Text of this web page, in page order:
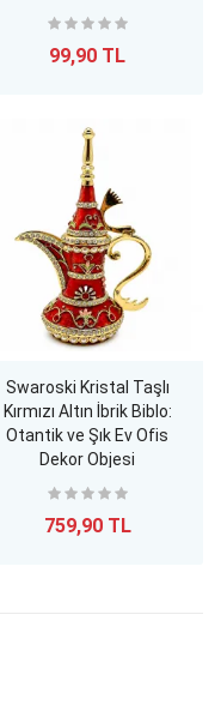
99,90 TL
Swaroski Kristal Taşlı
Kırmızı Altın İbrik Biblo:
Otantik ve Şık Ev Ofis
Dekor Objesi
759,90 TL